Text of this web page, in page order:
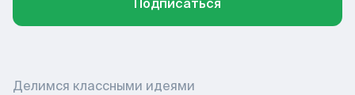
Подписаться
Делимся классными идеями